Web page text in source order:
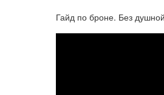
Гайд по броне. Без